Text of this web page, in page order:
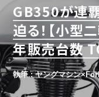
GB350が連
迫る！【小
年販売台数
執筆 : ヤングマシン